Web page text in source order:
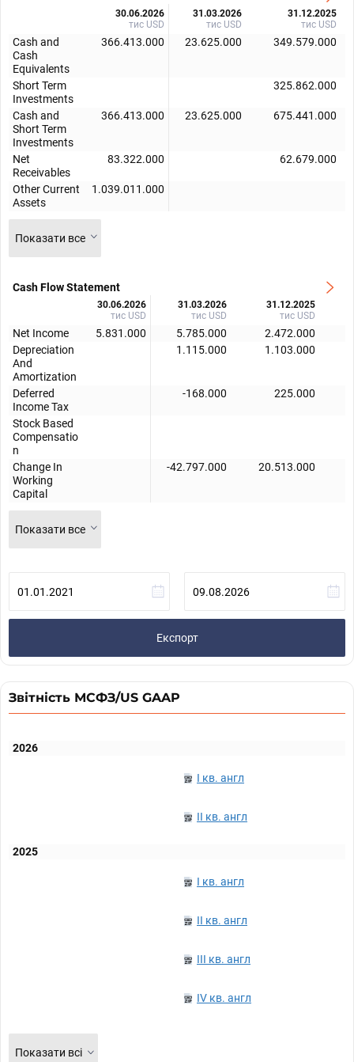
30.06.2026
тис USD
31.03.2026
тис USD
31.12.2025
тис USD
Cash and
Cash
Equivalents
366.413.000 23.625.000 349.579.000
Short Term
Investments
325.862.000
Cash and
Short Term
Investments
366.413.000 23.625.000 675.441.000
Net
Receivables
83.322.000 62.679.000
Other Current
Assets
1.039.011.000
Показати все
Cash Flow Statement
30.06.2026
тис USD
31.03.2026
тис USD
31.12.2025
тис USD
Net Income 5.831.000 5.785.000 2.472.000
Depreciation
And
Amortization
1.115.000 1.103.000
Deferred
Income Tax
-168.000 225.000
Stock Based
Compensatio
n
Change In
Working
Capital
-42.797.000 20.513.000
Показати все
Експорт
Звітність МСФЗ/US GAAP
2026
I кв. англ
II кв. англ
2025
I кв. англ
II кв. англ
III кв. англ
IV кв. англ
Показати всі